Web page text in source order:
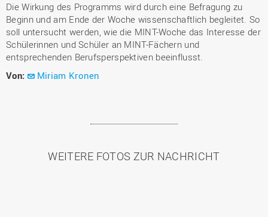
Die Wirkung des Programms wird durch eine Befragung zu
Beginn und am Ende der Woche wissenschaftlich begleitet. So
soll untersucht werden, wie die MINT-Woche das Interesse der
Schülerinnen und Schüler an MINT-Fächern und
entsprechenden Berufsperspektiven beeinflusst.
Von:
Miriam Kronen
WEITERE FOTOS ZUR NACHRICHT